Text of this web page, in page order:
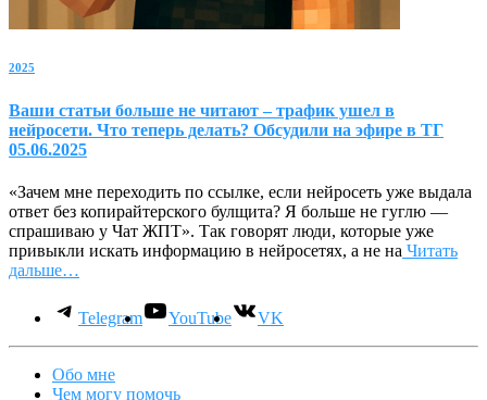
2025
Ваши статьи больше не читают – трафик ушел в
нейросети. Что теперь делать? Обсудили на эфире в ТГ
05.06.2025
«Зачем мне переходить по ссылке, если нейросеть уже выдала
ответ без копирайтерского булщита? Я больше не гуглю —
спрашиваю у Чат ЖПТ». Так говорят люди, которые уже
привыкли искать информацию в нейросетях, а не на Читать
дальше…
Telegram YouTube VK
Обо мне
Чем могу помочь